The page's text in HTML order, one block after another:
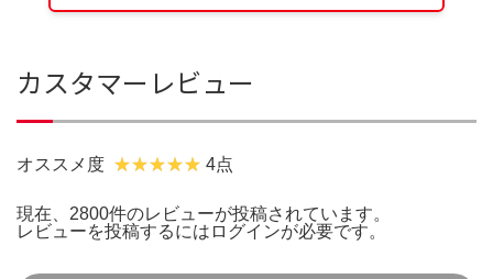
カスタマーレビュー
オススメ度 4点
現在、2800件のレビューが投稿されています。
レビューを投稿するには ログインが必要です。